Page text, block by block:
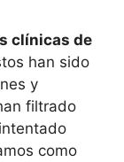
clínicas de
han sido
y
filtrado
como